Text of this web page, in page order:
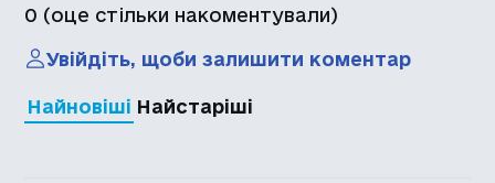
0 (оце стільки накоментували)
Увійдіть, щоби залишити коментар
Найновіші Найстаріші